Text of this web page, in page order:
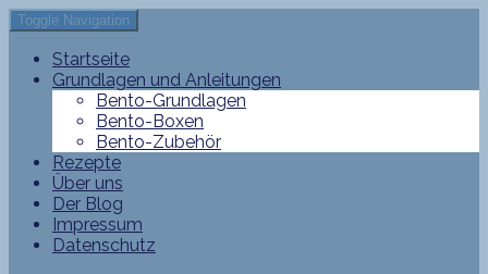
Toggle Navigation
Startseite
Grundlagen und Anleitungen
Bento-Grundlagen
Bento-Boxen
Bento-Zubehör
Rezepte
Über uns
Der Blog
Impressum
Datenschutz